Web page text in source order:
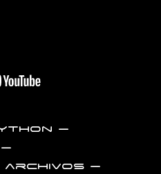
–
archivos –